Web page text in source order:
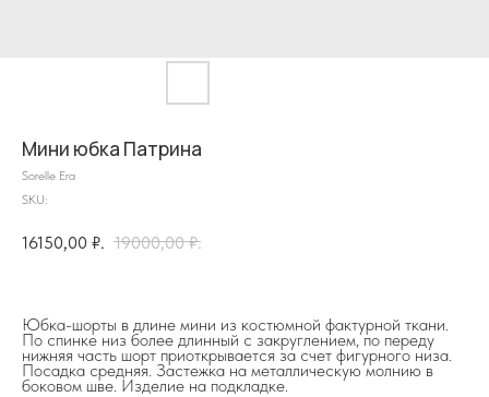
Мини юбка Патрина
Sorelle Era
SKU:
16150,00 ₽. 19000,00 ₽.
Юбка-шорты в длине мини из костюмной фактурной ткани.
По спинке низ более длинный с закруглением, по переду
нижняя часть шорт приоткрывается за счет фигурного низа.
Посадка средняя. Застежка на металлическую молнию в
боковом шве. Изделие на подкладке.